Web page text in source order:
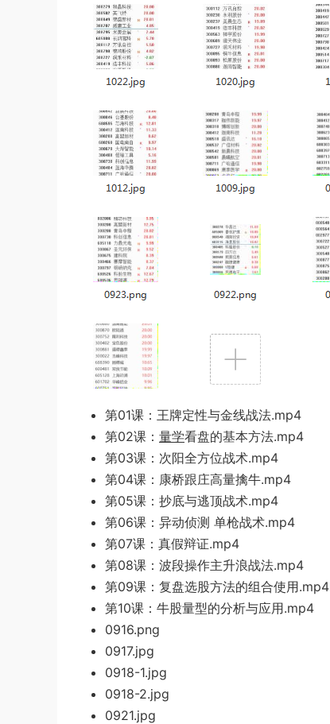
第01课：王牌定性与金线战法.mp4
第02课： 量学看盘的基本方法.mp4
第03课：次阳全方位战术.mp4
第04课：康桥跟庄高量擒牛.mp4
第05课：抄底与逃顶战术.mp4
第06课：异动侦测 单枪战术.mp4
第07课：真假辩证.mp4
第08课：波段操作主升浪战法.mp4
第09课：复盘选股方法的组合使用.mp4
第10课： 牛股量型的分析与应用.mp4
0916.png
0917.jpg
0918-1.jpg
0918-2.jpg
0921.jpg